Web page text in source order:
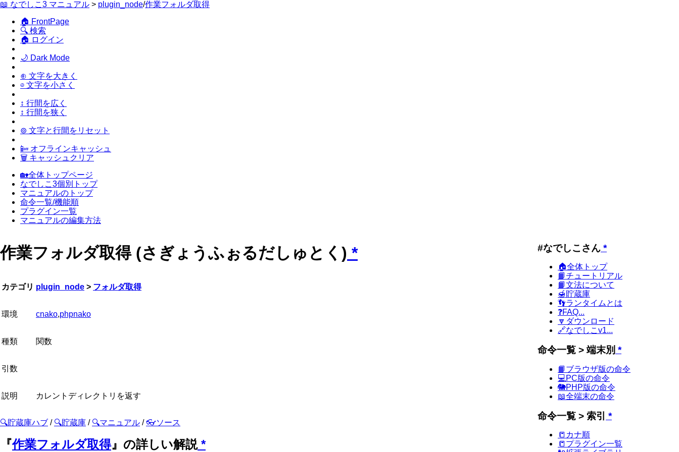
📖 なでしこ3 マニュアル > plugin_node/作業フォルダ取得
🏠 FrontPage
🔍 検索
🏠 ログイン
🌙 Dark Mode
⊕ 文字を大きく
⊖ 文字を小さく
↕ 行間を広く
↕ 行間を狭く
⊚ 文字と行間をリセット
📴 オフラインキャッシュ
🗑 キャッシュクリア
🏡全体トップページ
なでしこ3個別トップ
マニュアルのトップ
命令一覧/機能順
プラグイン一覧
マニュアルの編集方法
作業フォルダ取得 (さぎょうふぉるだしゅとく) *
カテゴリ plugin_node > フォルダ取得
環境 cnako,phpnako
種類 関数
引数
説明 カレントディレクトリを返す
🔍貯蔵庫ハブ / 🔍貯蔵庫 / 🔍マニュアル /👓ソース
『作業フォルダ取得』の詳しい解説*
#なでしこさん *
🏠全体トップ
📙チュートリアル
📙文法について
🍯貯蔵庫
👣ランタイムとは
❓FAQ...
🔽ダウンロード
🔗なでしこv1...
命令一覧 > 端末別 *
📙ブラウザ版の命令
💻PC版の命令
🐘PHP版の命令
📖全端末の命令
命令一覧 > 索引 *
📒カナ順
📒プラグイン一覧